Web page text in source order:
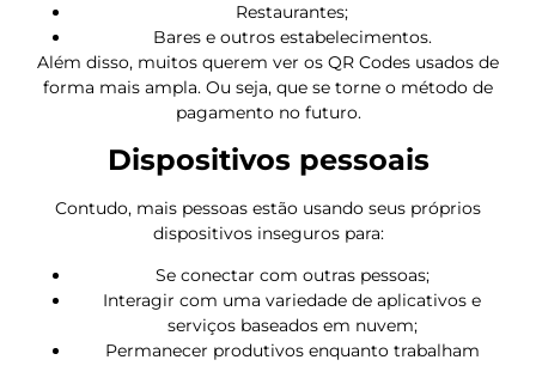
Restaurantes;
Bares e outros estabelecimentos.
Além disso, muitos querem ver os QR Codes usados ​​de
forma mais ampla. Ou seja, que se torne o método de
pagamento no futuro.
Dispositivos pessoais
Contudo, mais pessoas estão usando seus próprios
dispositivos inseguros para:
Se conectar com outras pessoas;
Interagir com uma variedade de aplicativos e
serviços baseados em nuvem;
Permanecer produtivos enquanto trabalham